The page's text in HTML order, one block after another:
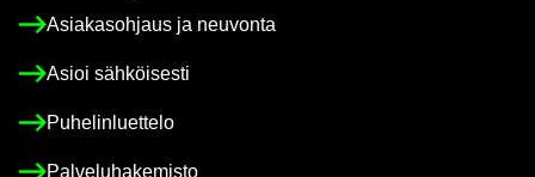
Asia­kas­oh­jaus ja neu­von­ta
Asioi säh­köi­ses­ti
Pu­he­lin­luet­te­lo
Pal­ve­lu­ha­ke­mis­to